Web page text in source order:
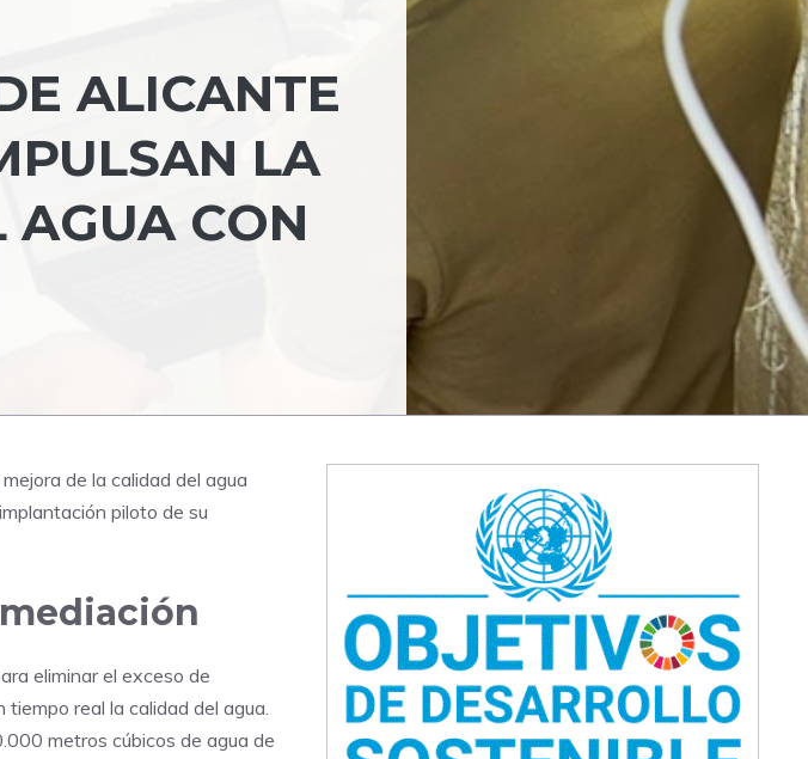
ALICANTE
LA
CON
de la calidad del agua
piloto de su
eliminar el exceso de
real la calidad del agua.
metros cúbicos de agua de